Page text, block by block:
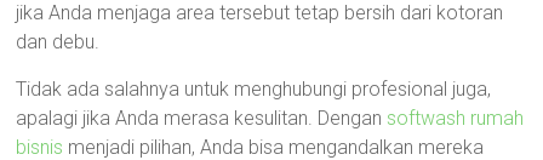
jika Anda menjaga area tersebut tetap bersih dari kotoran
dan debu.
Tidak ada salahnya untuk menghubungi profesional juga,
apalagi jika Anda merasa kesulitan. Dengan softwash rumah
bisnis menjadi pilihan, Anda bisa mengandalkan mereka